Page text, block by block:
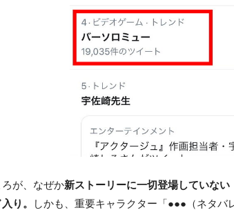
ろが、なぜか新ストーリーに一切登場していな
り。
しかも、重要キャラクター「●●●（ネタ